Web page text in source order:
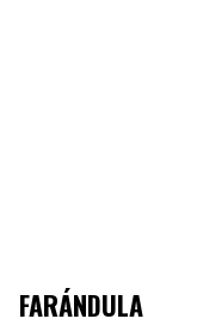
FARÁNDULA